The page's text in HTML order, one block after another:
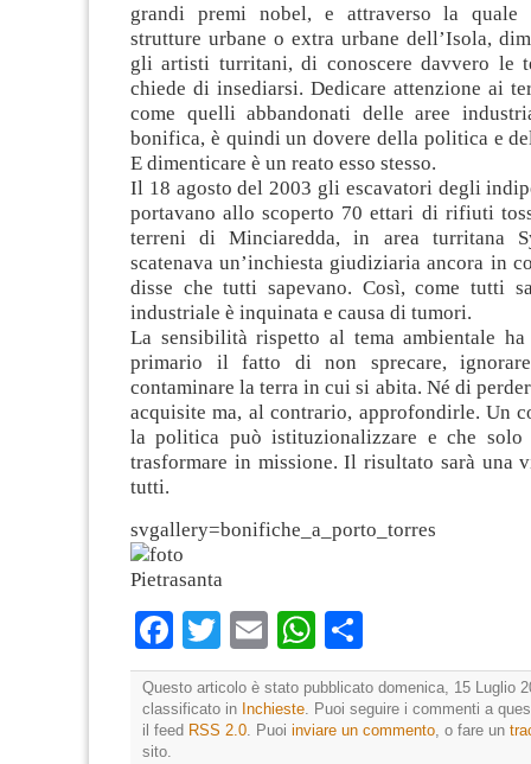
grandi premi nobel, e attraverso la quale
strutture urbane o extra urbane dell’Isola,
gli artisti turritani, di conoscere davvero le
chiede di insediarsi. Dedicare attenzione ai
come quelli abbandonati delle aree
bonifica, è quindi un dovere della politica e
E dimenticare è un reato esso stesso.
Il 18 agosto del 2003 gli escavatori degli
portavano allo scoperto 70 ettari di rifiuti
terreni di Minciaredda, in area turritana
scatenava un’inchiesta giudiziaria ancora in
disse che tutti sapevano. Così, come tutti
industriale è inquinata e causa di tumori.
La sensibilità rispetto al tema ambientale
primario il fatto di non sprecare,
contaminare la terra in cui si abita. Né di
acquisite ma, al contrario, approfondirle. Un
la politica può istituzionalizzare e che
trasformare in missione. Il risultato sarà una
tutti.
svgallery=bonifiche_a_porto_torres
Facebook
TwitterEmailWhatsApp
Questo articolo è stato pubblicato domenica, 15 Luglio
classificato in Inchieste. Puoi seguire i commenti a
il feed RSS 2.0. Puoi inviare un commento, o fare un
sito.